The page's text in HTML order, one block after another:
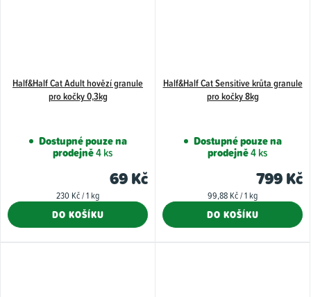
Half&Half Cat Adult hovězí granule
pro kočky 0,3kg
Dostupné pouze na
prodejně4 ks
69 Kč
Měrná
230 Kč / 1 kg
DO KOŠÍKU
Half&Half Cat Sensitive krůta granule
pro kočky 8kg
Dostupné pouze na
prodejně4 ks
799 Kč
Měrná
99,88 Kč / 1 kg
DO KOŠÍKU